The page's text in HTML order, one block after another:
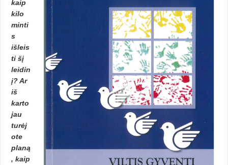
kaip
kilo
minti
s
išleis
ti šį
leidin
į? Ar
iš
karto
jau
turėj
ote
planą
, kaip